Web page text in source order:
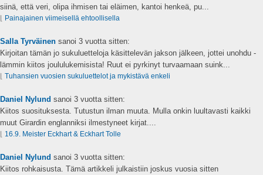
siinä, että veri, olipa ihmisen tai eläimen, kantoi henkeä, pu...
⌊ Painajainen viimeisellä ehtoollisella
Salla Tyrväinen sanoi 3 vuotta sitten:
Kirjoitan tämän jo sukuluetteloja käsittelevän jakson jälkeen, jottei unohdu -
lämmin kiitos joululukemisista! Ruut ei pyrkinyt turvaamaan suink...
⌊ Tuhansien vuosien sukuluettelot ja mykistävä enkeli
Daniel Nylund sanoi 3 vuotta sitten:
Kiitos suosituksesta. Tutustun ilman muuta. Mulla onkin luultavasti kaikki
muut Girardin englanniksi ilmestyneet kirjat....
⌊ 16.9. Meister Eckhart & Eckhart Tolle
Daniel Nylund sanoi 3 vuotta sitten:
Kiitos rohkaisusta. Tämä artikkeli julkaistiin joskus vuosia sitten